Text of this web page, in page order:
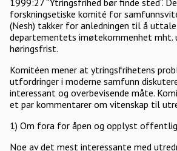
1999:27 "Ytringsfrihed bør finde sted".
forskningsetiske komité for
(Nesh) takker for anledningen til å
departementets imøtekommenhet
høringsfrist.
Komitéen mener at ytringsfrihetens
utfordringer i moderne samfunn
interessant og overbevisende måte.
et par kommentarer om vitenskap til
1) Om fora for åpen og opplyst
Noe av det mest interessante med